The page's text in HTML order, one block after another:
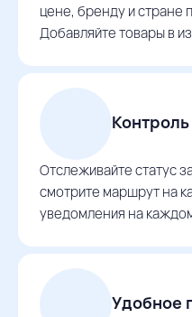
цене, бренду и стране
Добавляйте товары в
Отслеживайте статус
смотрите маршрут на
уведомления на
Удобное